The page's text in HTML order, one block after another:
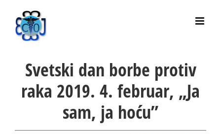
content
Svetski dan borbe protiv
raka 2019. 4. februar, „Ja
sam, ja hoću”